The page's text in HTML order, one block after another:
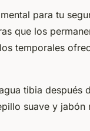
para tu
que los
temporales
tibia después
suave y jabón